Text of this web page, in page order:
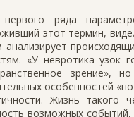
ряда
этот термин,
анализирует
«У невротика узок
зрение»,
особенностей
Жизнь такого
возможных